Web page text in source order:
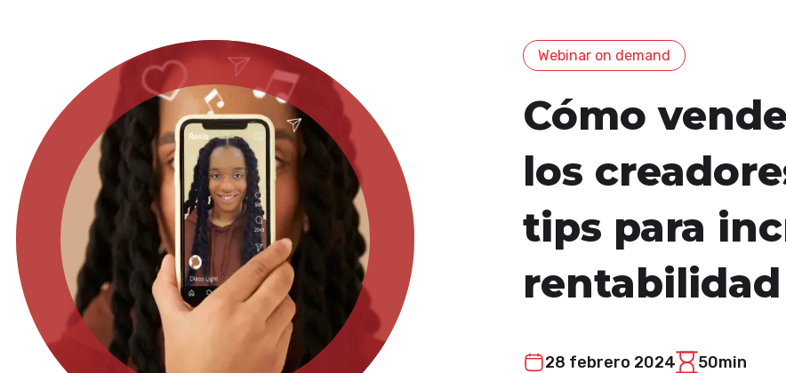
Webinar on demand
Cómo
los
tips para
28 febrero 2024 50min